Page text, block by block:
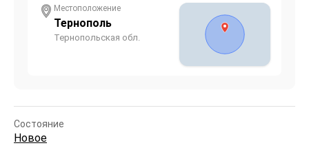
Местоположение
Тернополь
Тернопольская обл.
Состояние
Новое